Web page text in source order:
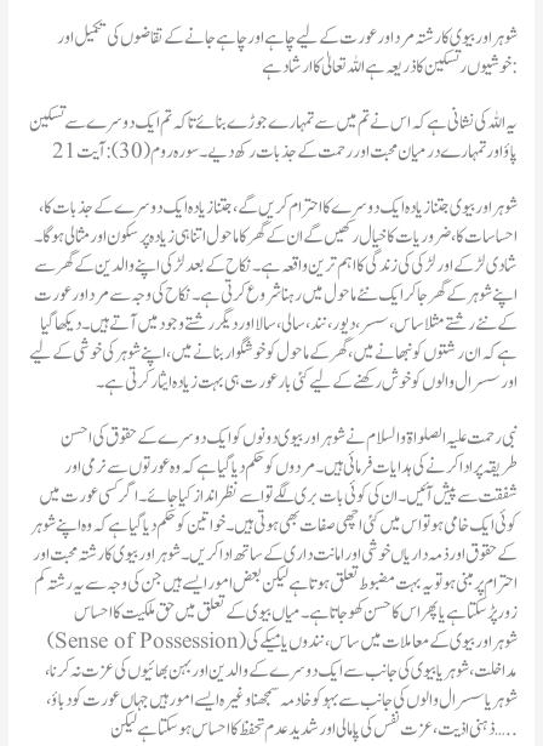
شوہر اور بیوی کا رشتہ مرد اور عورت کے لیے چاہے اور چاہے جانے کے تقاضوں کی تکمیل اور
خوشیوں ر تسکین کا ذریعہ ہے اللہ تعالیٰ کا ارشاد ہے:
یہ اللہ کی نشانی ہے کہ اس نے تم میں سے تمہارے جوڑے بنائے تا کہ تم ایک دوسرے سے تسکین
پاؤ اور تمہارے درمیان محبت اور رحمت کے جذبات رکھ دیے۔سوره روم (30): آیت 21
شوہر اور بیوی جتنا زیادہ ایک دوسرے کا احترام کریں گے ، جتنا زیادہ ایک دوسرے کے جذبات کا ،
احساسات کا، ضروریات کا خیال رکھیں گے ان کے گھر کا ماحول اتنا ہی زیادہ پر سکون اور مثالی ہو گا۔
شادی لڑکے اور لڑکی کی زندگی کا اہم ترین واقعہ ہے۔ نکاح کے بعد لڑکی اپنے والدین کے گھر سے
اپنے شوہر کے گھر جا کر ایک نئے ماحول میں رہنا شروع کرتی ہے۔ نکاح کی وجہ سے مرد اور عورت
کے نئے رشتے مثلا ساس، سسر ، دیور ، نند ، سالی، سالا اور دیگر رشتے وجود میں آتے ہیں۔ دیکھا گیا
ہے کہ ان رشتوں کو نبھانے میں ، گھر کے ماحول کو خوشگوار بنانے میں ، اپنے شوہر کی خوشی کے لیے
اور سسرال والوں کو خوش رکھنے کے لیے کئی بار عورت ہی بہت زیادہ ایثار کرتی ہے۔
نبی رحمت علیہ الصلواۃ والسلام نے شوہر اور بیوی دونوں کو ایک دوسرے کے حقوق کی احسن
طریقہ پر ادا کرنے کی ہدایات فرمائی ہیں۔ مردوں کو حکم دیا گیا ہے کہ وہ عورتوں سے نرمی اور
شفقت سے پیش آئیں۔ ان کی کوئی بات بری لگے تو اسے نظر انداز کیا جائے۔ اگر کسی عورت میں
کوئی ایک خامی ہو تو اس میں کئی اچھی صفات بھی ہوتی ہیں۔ خواتین کو حکم دیا گیا ہے کہ وہ اپنے شوہر
کے حقوق اور ذمہ داریاں خوشی اور امانت داری کے ساتھ ادا کریں۔ شوہر اور بیوی کا رشتہ محبت اور
احترام پر مبنی ہو تو یہ بہت مضبوط تعلق ہوتا ہے لیکن بعض امور ایسے ہیں جن کی وجہ سے یہ رشتہ کم
زور پڑ سکتا ہے یا پھر اس کا حسن کھو جاتا ہے۔ میاں بیوی کے تعلق میں حق ملکیت کا احساس
(Sense of Possession) شوہر اور بیوی کے معاملات میں ساس، نندوں یا میکے کی
مداخلت ، شوہر یا بیوی کی جانب سے ایک دوسرے کے والدین اور بہن بھائیوں کی عزت نہ کرنا،
شوہر یا سسرال والوں کی جانب سے بہو کو خادمہ سمجھنا وغیرہ ایسے امور ہیں جہاں عورت کو دباؤ،
ذہنی اذیت، عزت نفس کی پامالی اور شدید عدم تحفظ کا احساس ہو سکتا ہے لیکن …..